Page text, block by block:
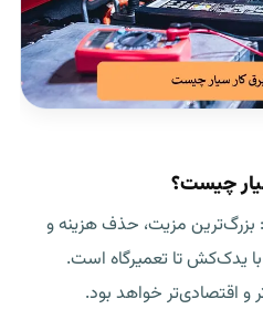
چیست؟
بزرگ‌ترین مزیت، حذف هزینه و
یدک‌کش تا تعمیرگاه است.
و اقتصادی‌تر خواهد بود.